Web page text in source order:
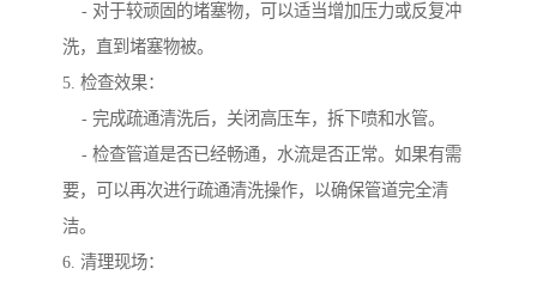
- 对于较顽固的堵塞物，可以适当增加压力或反复冲
洗，直到堵塞物被。
5. 检查效果：
- 完成疏通清洗后，关闭高压车，拆下喷和水管。
- 检查管道是否已经畅通，水流是否正常。如果有需
要，可以再次进行疏通清洗操作，以确保管道完全清
洁。
6. 清理现场：